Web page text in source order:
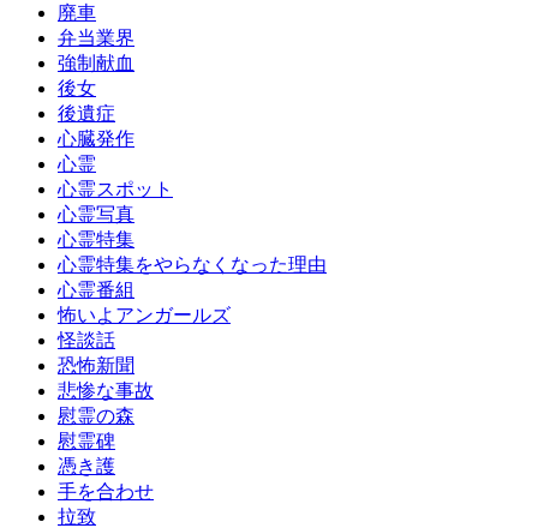
廃車
弁当業界
強制献血
後女
後遺症
心臓発作
心霊
心霊スポット
心霊写真
心霊特集
心霊特集をやらなくなった理由
心霊番組
怖いよアンガールズ
怪談話
恐怖新聞
悲惨な事故
慰霊の森
慰霊碑
憑き護
手を合わせ
拉致